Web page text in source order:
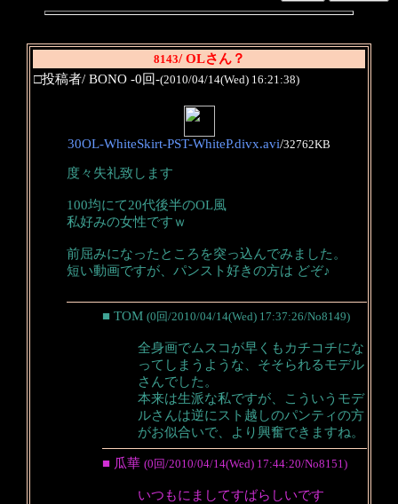
8143/ OLさん？
□投稿者/ BONO -0回-(2010/04/14(Wed) 16:21:38)
30OL-WhiteSkirt-PST-WhiteP.divx.avi/32762KB
度々失礼致します
100均にて20代後半のOL風
私好みの女性ですｗ
前屈みになったところを突っ込んでみました。
短い動画ですが、パンスト好きの方は どぞ♪
■ TOM (0回/2010/04/14(Wed) 17:37:26/No8149)
全身画でムスコが早くもカチコチにな
ってしまうような、そそられるモデル
さんでした。
本来は生派な私ですが、こういうモデ
ルさんは逆にスト越しのパンティの方
がお似合いで、より興奮できますね。
■ 瓜華 (0回/2010/04/14(Wed) 17:44:20/No8151)
いつもにましてすばらしいです